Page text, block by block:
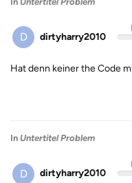
D dirtyharry2010
Hat denn keiner the Code
In Untertitel Problem
D dirtyharry2010